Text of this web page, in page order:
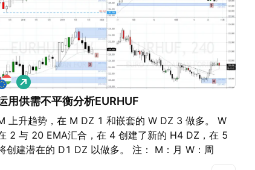
用供需不平衡分析EURHUF
上升趋势，在 M DZ 1 和嵌套的 W DZ 3 做多。 W
2 与 20 EMA汇合，在 4 创建了新的 H4 DZ，在 5
创建潜在的 D1 DZ 以做多。 注： M：月 W：周
做
多